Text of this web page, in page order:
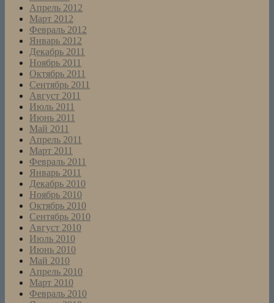
Апрель 2012
Март 2012
Февраль 2012
Январь 2012
Декабрь 2011
Ноябрь 2011
Октябрь 2011
Сентябрь 2011
Август 2011
Июль 2011
Июнь 2011
Май 2011
Апрель 2011
Март 2011
Февраль 2011
Январь 2011
Декабрь 2010
Ноябрь 2010
Октябрь 2010
Сентябрь 2010
Август 2010
Июль 2010
Июнь 2010
Май 2010
Апрель 2010
Март 2010
Февраль 2010